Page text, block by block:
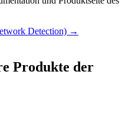
Detection) →
Produkte der